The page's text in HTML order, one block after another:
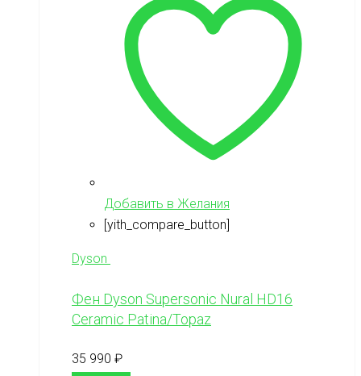
Добавить в Желания
[yith_compare_button]
Dyson
Фен Dyson Supersonic Nural HD16
Ceramic Patina/Topaz
35 990 ₽